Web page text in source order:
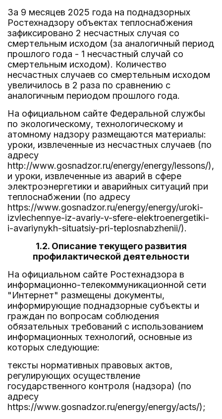
За 9 месяцев 2025 года на поднадзорных
Ростехнадзору объектах теплоснабжения
зафиксировано 2 несчастных случая со
смертельным исходом (за аналогичный период
прошлого года - 1 несчастный случай со
смертельным исходом). Количество
несчастных случаев со смертельным исходом
увеличилось в 2 раза по сравнению с
аналогичным периодом прошлого года.
На официальном сайте Федеральной службы
по экологическому, технологическому и
атомному надзору размещаются материалы:
уроки, извлеченные из несчастных случаев (по
адресу
http://www.gosnadzor.ru/energy/energy/lessons/),
и уроки, извлеченные из аварий в сфере
электроэнергетики и аварийных ситуаций при
теплоснабжении (по адресу
https://www.gosnadzor.ru/energy/energy/uroki-
izvlechennye-iz-avariy-v-sfere-elektroenergetiki-
i-avariynykh-situatsiy-pri-teplosnabzhenii/).
1.2. Описание текущего развития
профилактической деятельности
На официальном сайте Ростехнадзора в
информационно-телекоммуникационной сети
"Интернет" размещены документы,
информирующие поднадзорные субъекты и
граждан по вопросам соблюдения
обязательных требований с использованием
информационных технологий, основные из
которых следующие:
тексты нормативных правовых актов,
регулирующих осуществление
государственного контроля (надзора) (по
адресу
https://www.gosnadzor.ru/energy/energy/acts/);